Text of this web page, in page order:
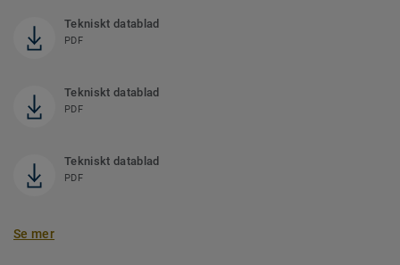
Tekniskt datablad
PDF
Tekniskt datablad
PDF
Tekniskt datablad
PDF
Se mer